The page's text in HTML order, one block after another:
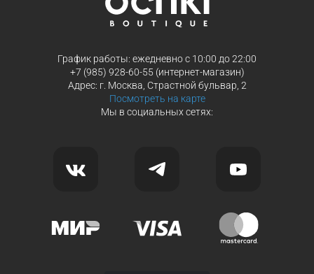
График работы: ежедневно с 10:00 до 22:00
+7 (985) 928-60-55 (интернет-магазин)
Адрес: г. Москва, Страстной бульвар, 2
Посмотреть на карте
Мы в социальных сетях: